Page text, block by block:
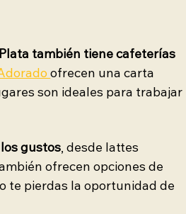
también tiene cafeterías
ofrecen una carta
son ideales para trabajar
gustos, desde lattes
ofrecen opciones de
te pierdas la oportunidad de